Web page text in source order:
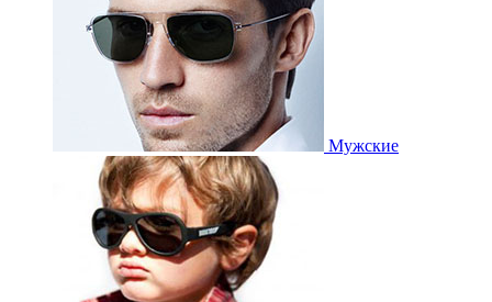
Мужские